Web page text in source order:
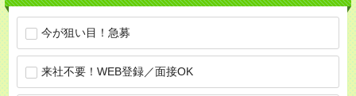
今が狙い目！急募
来社不要！WEB登録／面接OK